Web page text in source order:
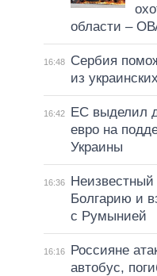
области –
16:48
Сербия
из
16:42
ЕС выделил
евро на
Украины
16:36
Неизвестный
Болгарию и
с Румынией
16:16
Россияне
автобус,